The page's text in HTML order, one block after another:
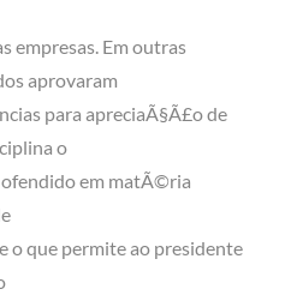
empresas. Em outras
aprovaram
para apreciaÃ§Ã£o de
o
em matÃ©ria
o que permite ao presidente